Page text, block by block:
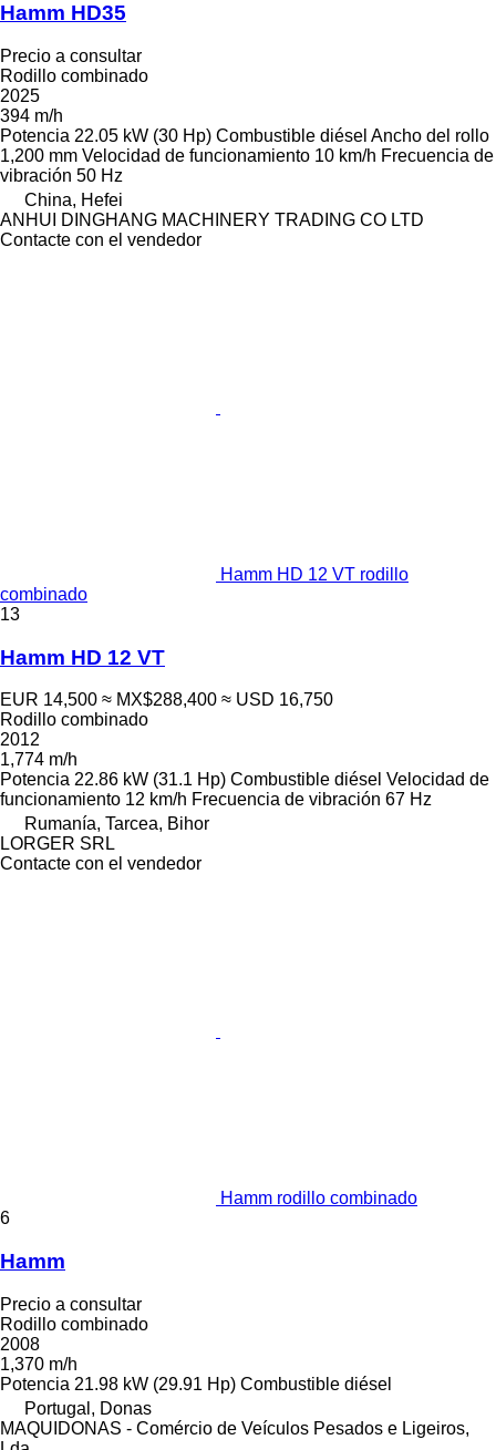
Hamm HD35
Precio a consultar
Rodillo combinado
2025
394 m/h
Potencia 22.05 kW (30 Hp) Combustible diésel Ancho del rollo
1,200 mm Velocidad de funcionamiento 10 km/h Frecuencia de
vibración 50 Hz
China, Hefei
ANHUI DINGHANG MACHINERY TRADING CO LTD
Contacte con el vendedor
Hamm HD 12 VT rodillo
combinado
13
Hamm HD 12 VT
EUR 14,500 ≈ MX$288,400 ≈ USD 16,750
Rodillo combinado
2012
1,774 m/h
Potencia 22.86 kW (31.1 Hp) Combustible diésel Velocidad de
funcionamiento 12 km/h Frecuencia de vibración 67 Hz
Rumanía, Tarcea, Bihor
LORGER SRL
Contacte con el vendedor
Hamm rodillo combinado
6
Hamm
Precio a consultar
Rodillo combinado
2008
1,370 m/h
Potencia 21.98 kW (29.91 Hp) Combustible diésel
Portugal, Donas
MAQUIDONAS - Comércio de Veículos Pesados e Ligeiros,